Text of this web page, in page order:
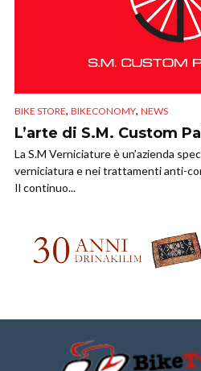
BIKE STORE, BIKECONOMY, NEWS
L’arte di S.M. Custom
La S.M Verniciature è un’azienda
verniciatura e nei trattamenti anti-
Il continuo...